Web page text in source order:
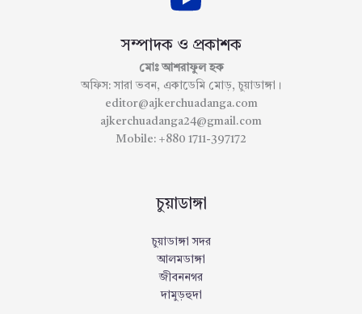
সম্পাদক ও প্রকাশক
মোঃ আশরাফুল হক
অফিস: সারা ভবন, একাডেমি মোড়, চুয়াডাঙ্গা।
editor@ajkerchuadanga.com
ajkerchuadanga24@gmail.com
Mobile: +880 1711-397172
চুয়াডাঙ্গা
চুয়াডাঙ্গা সদর
আলমডাঙ্গা
জীবননগর
দামুড়হুদা